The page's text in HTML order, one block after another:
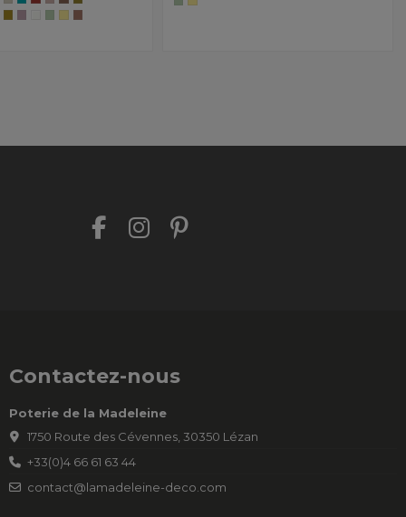
Contactez-nous
Poterie de la Madeleine
1750 Route des Cévennes, 30350 Lézan
+33(0)4 66 61 63 44
contact@lamadeleine-deco.com